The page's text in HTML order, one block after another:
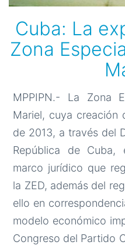
Cuba: La
Zona
MPPIPN.- La Zona
Mariel, cuya creación
de 2013, a través del
República de
marco jurídico que
la ZED, además del
ello en
modelo económico
Congreso del Partido